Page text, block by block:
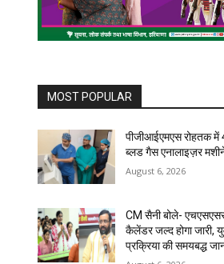
MOST POPULAR
पीजीआईएमएस रोहतक में
ब्लड गैस एनालाइज़र
August 6, 2026
CM सैनी बोले- एचएसएससी
कैलेंडर जल्द होगा जारी,
प्रक्रिया की समयबद्ध